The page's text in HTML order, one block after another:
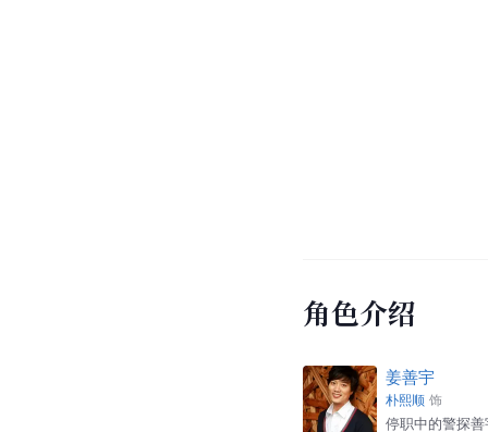
角色介绍
姜善宇
朴熙顺 饰
停职中的警探